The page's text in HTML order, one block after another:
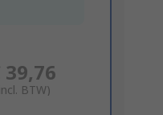
39,76
BTW)